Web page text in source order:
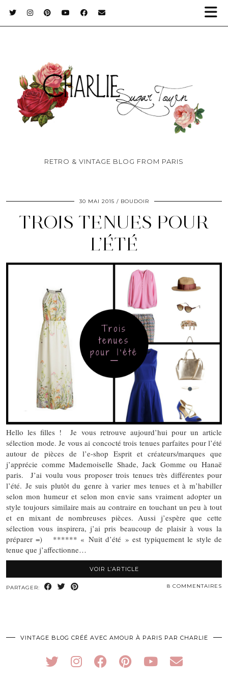
RETRO & VINTAGE BLOG FROM PARIS
30 MAI 2015 BOUDOIR
TROIS TENUES POUR
L’ÉTÉ
Hello les filles ! Je vous retrouve aujourd’hui pour un article
sélection mode. Je vous ai concocté trois tenues parfaites pour l’été
autour de pièces de l’e-shop Esprit et créateurs/marques que
j’apprécie comme Mademoiselle Shade, Jack Gomme ou Hanaë
paris. J’ai voulu vous proposer trois tenues très différentes pour
l’été. Je suis plutôt du genre à varier mes tenues et à m’habiller
selon mon humeur et selon mon envie sans vraiment adopter un
style toujours similaire mais au contraire en touchant un peu à tout
et en mixant de nombreuses pièces. Aussi j’espère que cette
sélection vous inspirera, j’ai pris beaucoup de plaisir à vous la
préparer =) ****** « Nuit d’été » est typiquement le style de
tenue que j’affectionne…
VOIR L’ARTICLE
PARTAGER: 8 COMMENTAIRES
VINTAGE BLOG CRÉÉ AVEC AMOUR À PARIS PAR CHARLIE